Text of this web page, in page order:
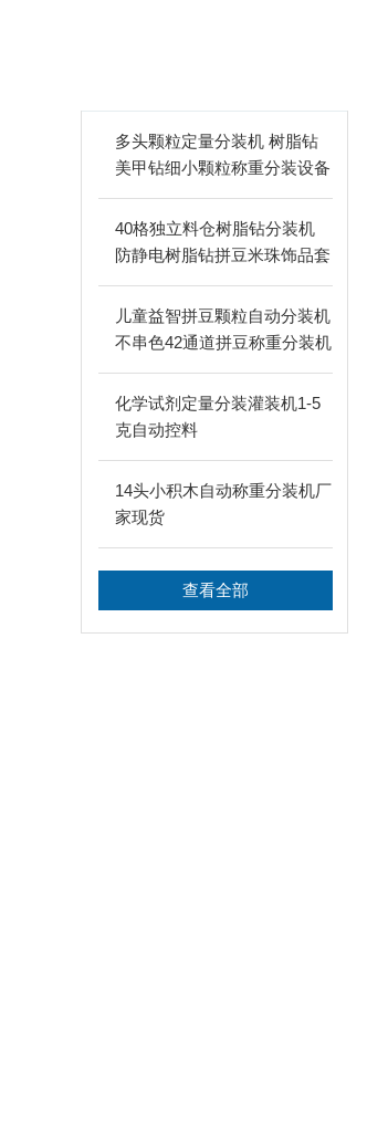
多头颗粒定量分装机 树脂钻
美甲钻细小颗粒称重分装设备
支持24-60头定制
40格独立料仓树脂钻分装机
防静电树脂钻拼豆米珠饰品套
盒分装设备
儿童益智拼豆颗粒自动分装机
不串色42通道拼豆称重分装机
化学试剂定量分装灌装机1-5
克自动控料
14头小积木自动称重分装机厂
家现货
查看全部